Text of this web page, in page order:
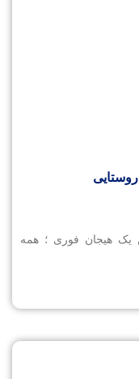
یک هیجان فوری ؛ همه